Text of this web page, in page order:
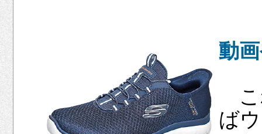
動
こ
ば